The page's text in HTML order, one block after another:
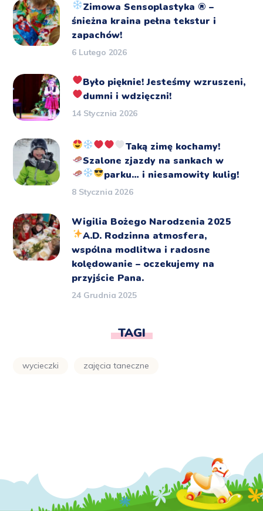
Zimowa Sensoplastyka ®️ –
śnieżna kraina pełna tekstur i
zapachów!
6 Lutego 2026
Było pięknie!Jesteśmy wzruszeni,
dumni i wdzięczni!
14 Stycznia 2026
Taką zimę kochamy!
Szalone zjazdy na sankach w
parku… i niesamowity kulig!
8 Stycznia 2026
Wigilia Bożego Narodzenia 2025
A.D. Rodzinna atmosfera,
wspólna modlitwa i radosne
kolędowanie – oczekujemy na
przyjście Pana.
24 Grudnia 2025
TAGI
wycieczki zajęcia taneczne